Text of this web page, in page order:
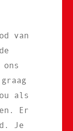
van
als
Er
Je